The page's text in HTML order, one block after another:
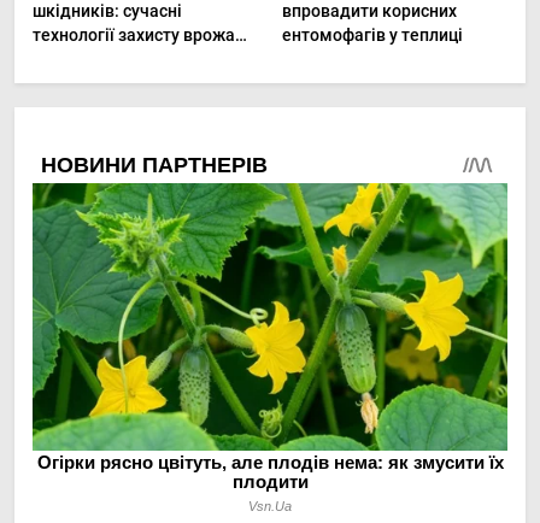
шкідників: сучасні
технології захисту врожаю
впровадити корисних
ентомофагів у теплиці